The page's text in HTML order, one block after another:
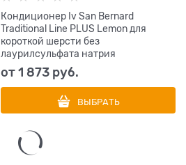
Кондиционер Iv San Bernard
Traditional Line PLUS Lemon для
короткой шерсти без
лаурилсульфата натрия
от1 873 руб.
ВЫБРАТЬ